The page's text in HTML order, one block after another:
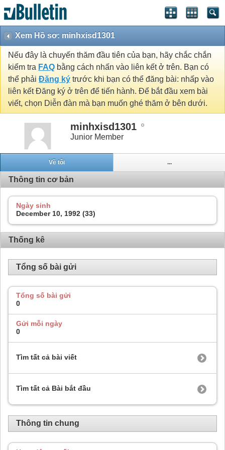
Xem Hồ sơ: minhxisd1301
Nếu đây là chuyến thăm đầu tiên của bạn, hãy chắc chắn
kiểm tra FAQ bằng cách nhấn vào liên kết ở trên. Bạn có
thể phải Đăng ký trước khi bạn có thể đăng bài: nhấp vào
liên kết Đăng ký ở trên để tiến hành. Để bắt đầu xem bài
viết, chọn Diễn đàn mà bạn muốn ghé thăm ở bên dưới.
minhxisd1301
Junior Member
Về tôi ...
Thông tin cơ bản
Ngày sinh
December 10, 1992 (33)
Thống kê
Tổng số bài gửi
Tổng số bài gửi
0
Gửi mỗi ngày
0
Tìm tất cả bài viết
Tìm tất cả Bài bắt đầu
Thông tin chung